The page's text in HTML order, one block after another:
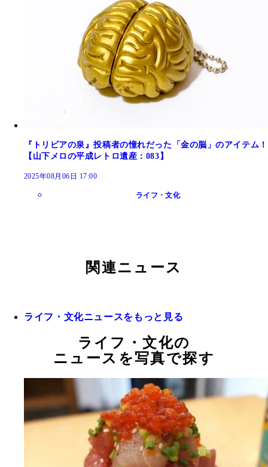
『トリビアの泉』投稿者の憧れだった「金の脳」のアイテム！
【山下メロの平成レトロ遺産：083】
2025年08月06日 17:00
ライフ・文化
関連ニュース
ライフ・文化ニュースをもっと見る
ライフ・文化の
ニュースを写真で探す